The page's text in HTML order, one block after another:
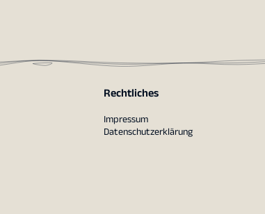
Rechtliches
Impressum
Datenschutzerklärung